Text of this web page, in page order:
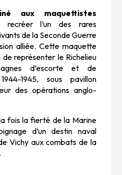
aux maquettistes
recréer l’un des rares
de la Seconde Guerre
alliée. Cette maquette
représenter le Richelieu
d’escorte et de
1945, sous pavillon
des opérations anglo-
fois la fierté de la Marine
d’un destin naval
Vichy aux combats de la